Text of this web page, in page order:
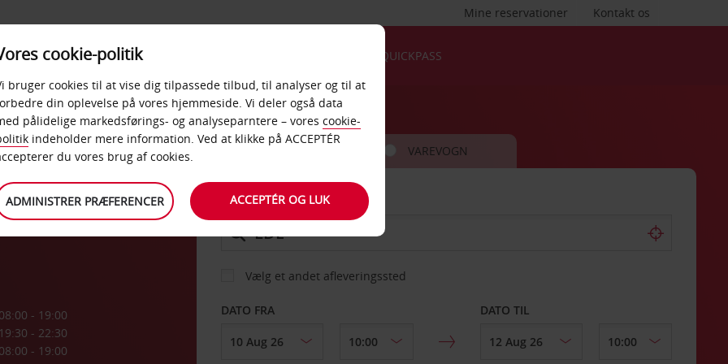
Kontakt os
Mine reservationer
PRODUKTER &
KONTORER
QUICKPASS
08:00 - 19:00
19:30 - 22:30
08:00 - 19:00
BIL VAREVOGN
AFHENT FRA
Vælg et andet afleveringssted
DATO FRA DATO TIL
cookie-politik
bruger cookies til at vise dig tilpassede tilbud, til analyser og til at
din oplevelse på vores hjemmeside. Vi deler også data
pålidelige markedsførings- og analyseparntere – vores cookie-
indeholder mere information. Ved at klikke på ACCEPTÉR
du vores brug af cookies.
ADMINISTRER PRÆFERENCER ACCEPTÉR OG LUK